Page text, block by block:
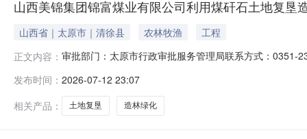
山西美锦集团锦富煤业有限公司利用煤矸石土地复垦
山西省｜太原市｜清徐县 农林牧渔
工程
正文内容： 审批部门：太原市行政审批服务管理局联系方式：0351-
局审核后，征地面积为15.8916hm2(238.374亩)，实际
发布时间： 2026-07-12 23:07
相关产品：
土地复垦 造林绿化